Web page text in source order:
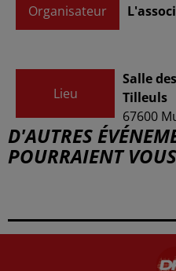
Organisateur
Lieu
Salle
Tilleuls
67600
D'AUTRES
POURRAIENT